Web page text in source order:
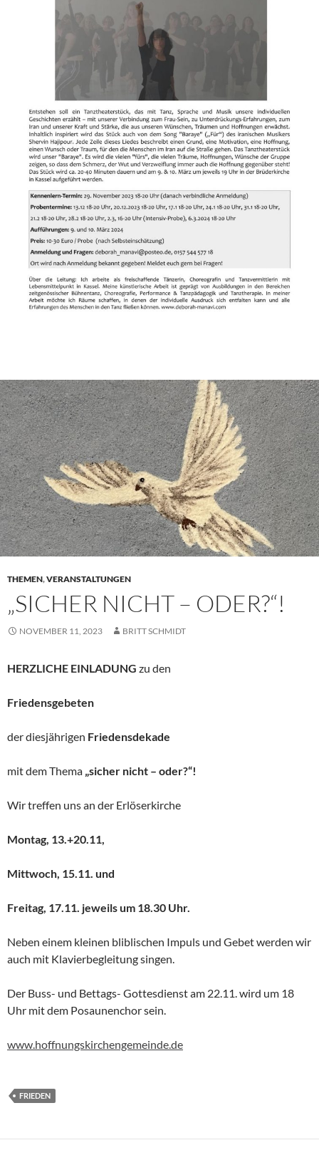
THEMEN,VERANSTALTUNGEN
„SICHER NICHT – ODER?“!
NOVEMBER 11, 2023 BRITT SCHMIDT
HERZLICHE EINLADUNG zu den
Friedensgebeten
der diesjährigen Friedensdekade
mit dem Thema „sicher nicht – oder?“!
Wir treffen uns an der Erlöserkirche
Montag, 13.+20.11,
Mittwoch, 15.11. und
Freitag, 17.11. jeweils um 18.30 Uhr.
Neben einem kleinen bliblischen Impuls und Gebet werden wir
auch mit Klavierbegleitung singen.
Der Buss- und Bettags- Gottesdienst am 22.11. wird um 18
Uhr mit dem Posaunenchor sein.
www.hoffnungskirchengemeinde.de
FRIEDEN